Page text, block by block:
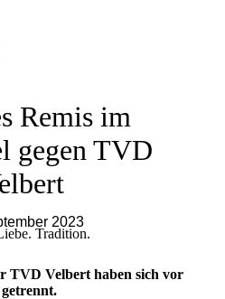
Remis im
gegen TVD
2023
Tradition.
TVD Velbert haben sich vor